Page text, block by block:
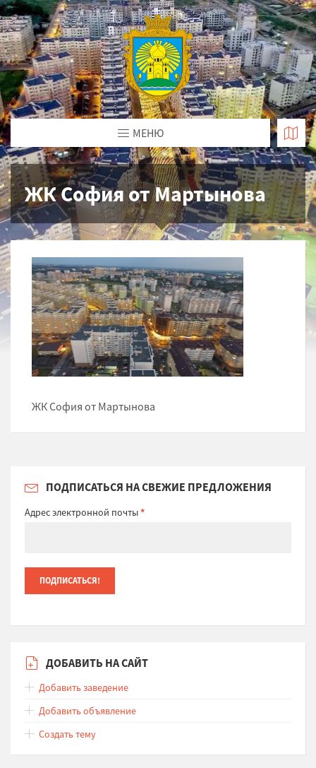
МЕНЮ
ЖК София от Мартынова
ЖК София от Мартынова
ПОДПИСАТЬСЯ НА СВЕЖИЕ ПРЕДЛОЖЕНИЯ
Адрес электронной почты*
ДОБАВИТЬ НА САЙТ
Добавить заведение
Добавить объявление
Создать тему